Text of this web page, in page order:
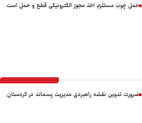
حمل چوب مستلزم اخذ مجوز الکترونیکی قطع و حمل است
ضرورت تدوین نقشه راهبردی مدیریت پسماند در کردستان